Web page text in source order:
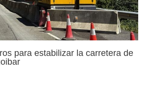
para estabilizar la carretera de